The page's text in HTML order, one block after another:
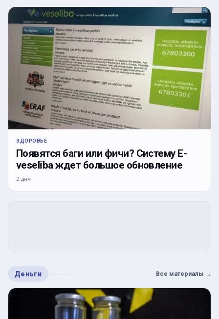
ЗДОРОВЬЕ
Появятся баги или фичи? Систему E-
veselība ждет большое обновление
2 дня
Деньги Все материалы →